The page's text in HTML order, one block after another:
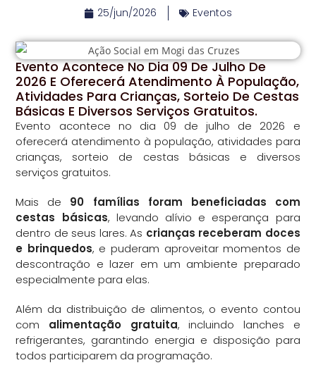
25/jun/2026 Eventos
Evento Acontece No Dia 09 De Julho De
2026 E Oferecerá Atendimento À População,
Atividades Para Crianças, Sorteio De Cestas
Básicas E Diversos Serviços Gratuitos.
Evento acontece no dia 09 de julho de 2026 e
oferecerá atendimento à população, atividades para
crianças, sorteio de cestas básicas e diversos
serviços gratuitos.
Mais de 90 famílias foram beneficiadas com
cestas básicas, levando alívio e esperança para
dentro de seus lares. As crianças receberam doces
e brinquedos, e puderam aproveitar momentos de
descontração e lazer em um ambiente preparado
especialmente para elas.
Além da distribuição de alimentos, o evento contou
com alimentação gratuita, incluindo lanches e
refrigerantes, garantindo energia e disposição para
todos participarem da programação.